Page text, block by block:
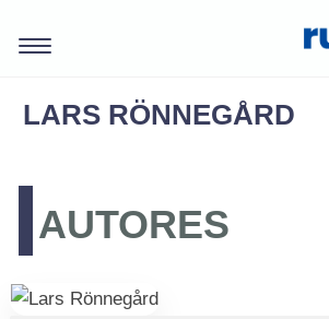
LARS RÖNNEGÅRD
AUTORES